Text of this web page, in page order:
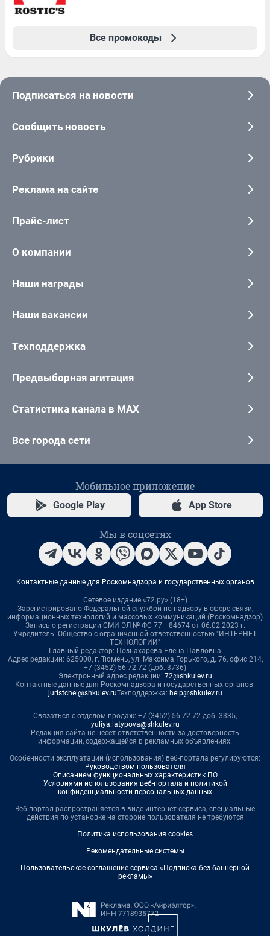
Все промокоды
Подписаться на новости
Сообщить новость
Рубрики
Реклама на сайте
Прайс-лист
О компании
Наши награды
Наши вакансии
Техподдержка
Предвыборная агитация
Статистика канала в MAX
Все города сети
Мобильное приложение
Google Play App Store
Мы в соцсетях
Контактные данные для Роскомнадзора и государственных органов
Сетевое издание «72.ру» (18+)
Зарегистрировано Федеральной службой по надзору в сфере связи,
информационных технологий и массовых коммуникаций (Роскомнадзор)
Запись о регистрации СМИ ЭЛ № ФС 77– 84674 от 06.02.2023 г.
Учредитель: Общество с ограниченной ответственностью "ИНТЕРНЕТ
ТЕХНОЛОГИИ"
Главный редактор: Познахарева Елена Павловна
Адрес редакции: 625000, г. Тюмень, ул. Максима Горького, д. 76, офис 214,
+7 (3452) 56-72-72 (доб. 3736)
Электронный адрес редакции: 72@shkulev.ru
Контактные данные для Роскомнадзора и государственных органов:
juristchel@shkulev.ruТехподдержка: help@shkulev.ru
Связаться с отделом продаж: +7 (3452) 56-72-72 доб. 3335,
yuliya.latypova@shkulev.ru
Редакция сайта не несет ответственности за достоверность
информации, содержащейся в рекламных объявлениях.
Особенности эксплуатации (использования) веб-портала регулируются:
Руководством пользователя
Описанием функциональных характеристик ПО
Условиями использования веб-портала и политикой
конфиденциальности персональных данных
Веб-портал распространяется в виде интернет-сервиса, специальные
действия по установке на стороне пользователя не требуются
Политика использования cookies
Рекомендательные системы
Пользовательское соглашение сервиса «Подписка без баннерной
рекламы»